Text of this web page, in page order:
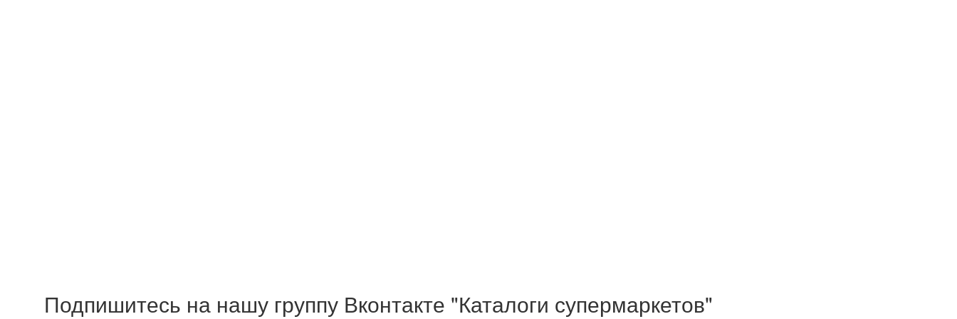
Подпишитесь на нашу группу Вконтакте "Каталоги супермаркетов"